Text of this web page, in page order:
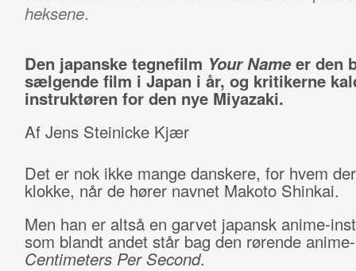
heksene.
Den japanske tegnefilm Your Nameer den
sælgende film i Japan i år, og kritikerne
instruktøren for den nye Miyazaki.
Af Jens Steinicke Kjær
Det er nok ikke mange danskere, for hvem
klokke, når de hører navnet Makoto Shinkai.
Men han er altså en garvet japansk anime-
som blandt andet står bag den rørende
Centimeters Per Second.